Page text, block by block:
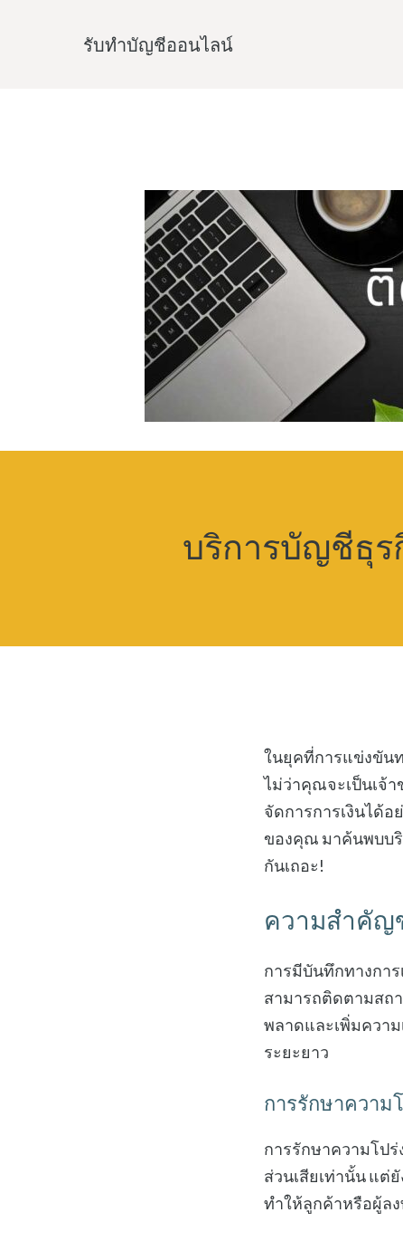
รับทําบัญชีออนไลน์
บริการบัญชีธุ
ในยุคที่การแข่งขัน
ไม่ว่าคุณจะเป็นเจ้
จัดการการเงินได้
ของคุณ มาค้นพบบ
กันเถอะ!
ความสำคัญ
การมีบันทึกทางกา
สามารถติดตามสถ
พลาดและเพิ่มควา
ระยะยาว
การรักษาความ
การรักษาความโป
ส่วนเสียเท่านั้น แต่
ทำให้ลูกค้าหรือผู้ล